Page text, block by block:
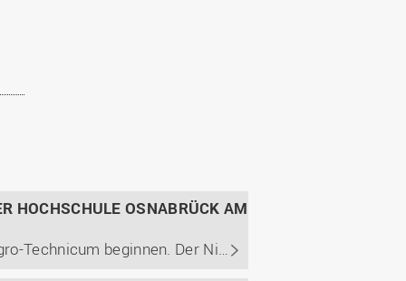
HOCHSCHULE OSNABRÜCK AM
Die Hochschule Osnabrück kann mit dem Bau eines neuen Agro-Technicum beginnen. Der Niedersächsische Minister für Wissenschaft und Kultur, Björn Thümler, überreichte der Hochschule die entsprechenden Förderbescheide.